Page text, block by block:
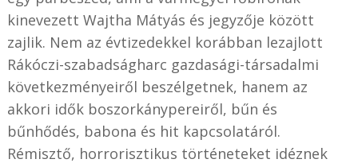
kinevezett Wajtha Mátyás és jegyzője között
zajlik. Nem az évtizedekkel korábban lezajlott
Rákóczi-szabadságharc gazdasági-társadalmi
következményeiről beszélgetnek, hanem az
akkori idők boszorkánypereiről, bűn és
bűnhődés, babona és hit kapcsolatáról.
Rémisztő, horrorisztikus történeteket idéznek